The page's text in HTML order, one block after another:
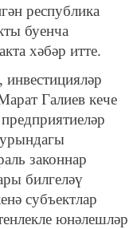
республика
буенча
хәбәр итте.
Галиев кече
законнар
билгеләү
субъектлар
юнәлешләр